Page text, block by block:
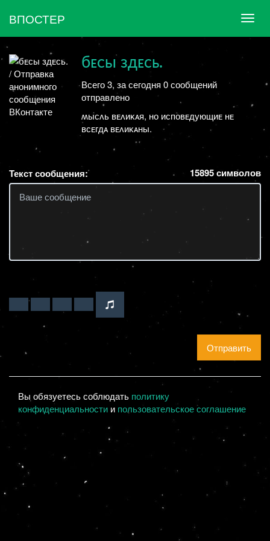
ВПОСТЕР
ㅤㅤбᴇᴄы здᴇᴄь.
Всего 3, за сегодня 0 сообщений
отправлено
ʍыᴄᴧь ʙᴇᴧиᴋᴀя, но иᴄᴨоʙᴇдующиᴇ нᴇ
ʙᴄᴇᴦдᴀ ʙᴇᴧиᴋᴀны.
Текст сообщения: 15895символов
Отправить
Вы обязуетесь соблюдать политику
конфиденциальности и пользовательское соглашение